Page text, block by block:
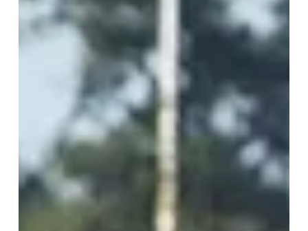
3 min de lectura
Un comienzo más difícil del buscado para Little
Hidden Port, pero con la fe en una buena actuación
En declaraciones a The Blood-Horse, John Sadler, su
preparador, indicó que pretendía encontrar una carrera más
sencilla, pero que el...